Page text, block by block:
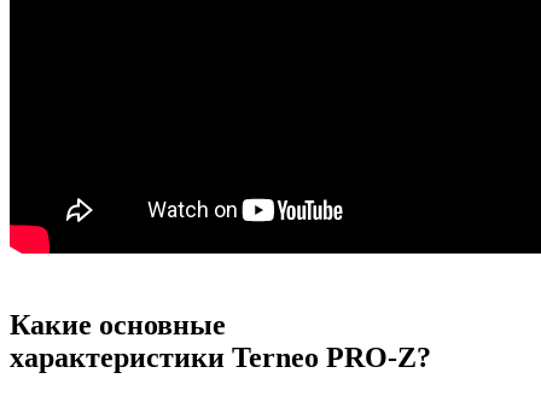
Какие основные
характеристики Terneo PRO-Z?